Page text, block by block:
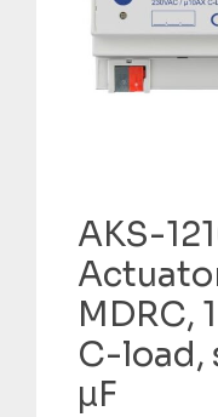
AKS-
MDRC,
C-load,
μF